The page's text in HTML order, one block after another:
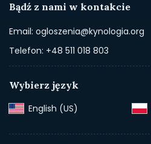
Bądź z nami w kontakcie
Email: ogloszenia@kynologia.org
Telefon: +48 511 018 803
Wybierz język
English (US)‎